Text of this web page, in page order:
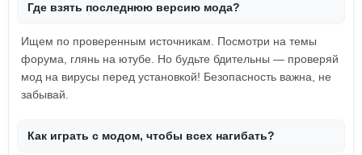
Где взять последнюю версию мода?
Ищем по проверенным источникам. Посмотри на темы
форума, глянь на ютубе. Но будьте бдительны — проверяй
мод на вирусы перед установкой! Безопасность важна, не
забывай.
Как играть с модом, чтобы всех нагибать?